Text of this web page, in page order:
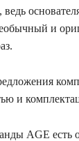
и
и
AGE